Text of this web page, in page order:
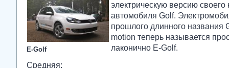
E-Golf
электрическую версию своего
автомобиля Golf.
прошлого длинного названия
motion теперь называется
лаконично E-Golf.
Средняя: